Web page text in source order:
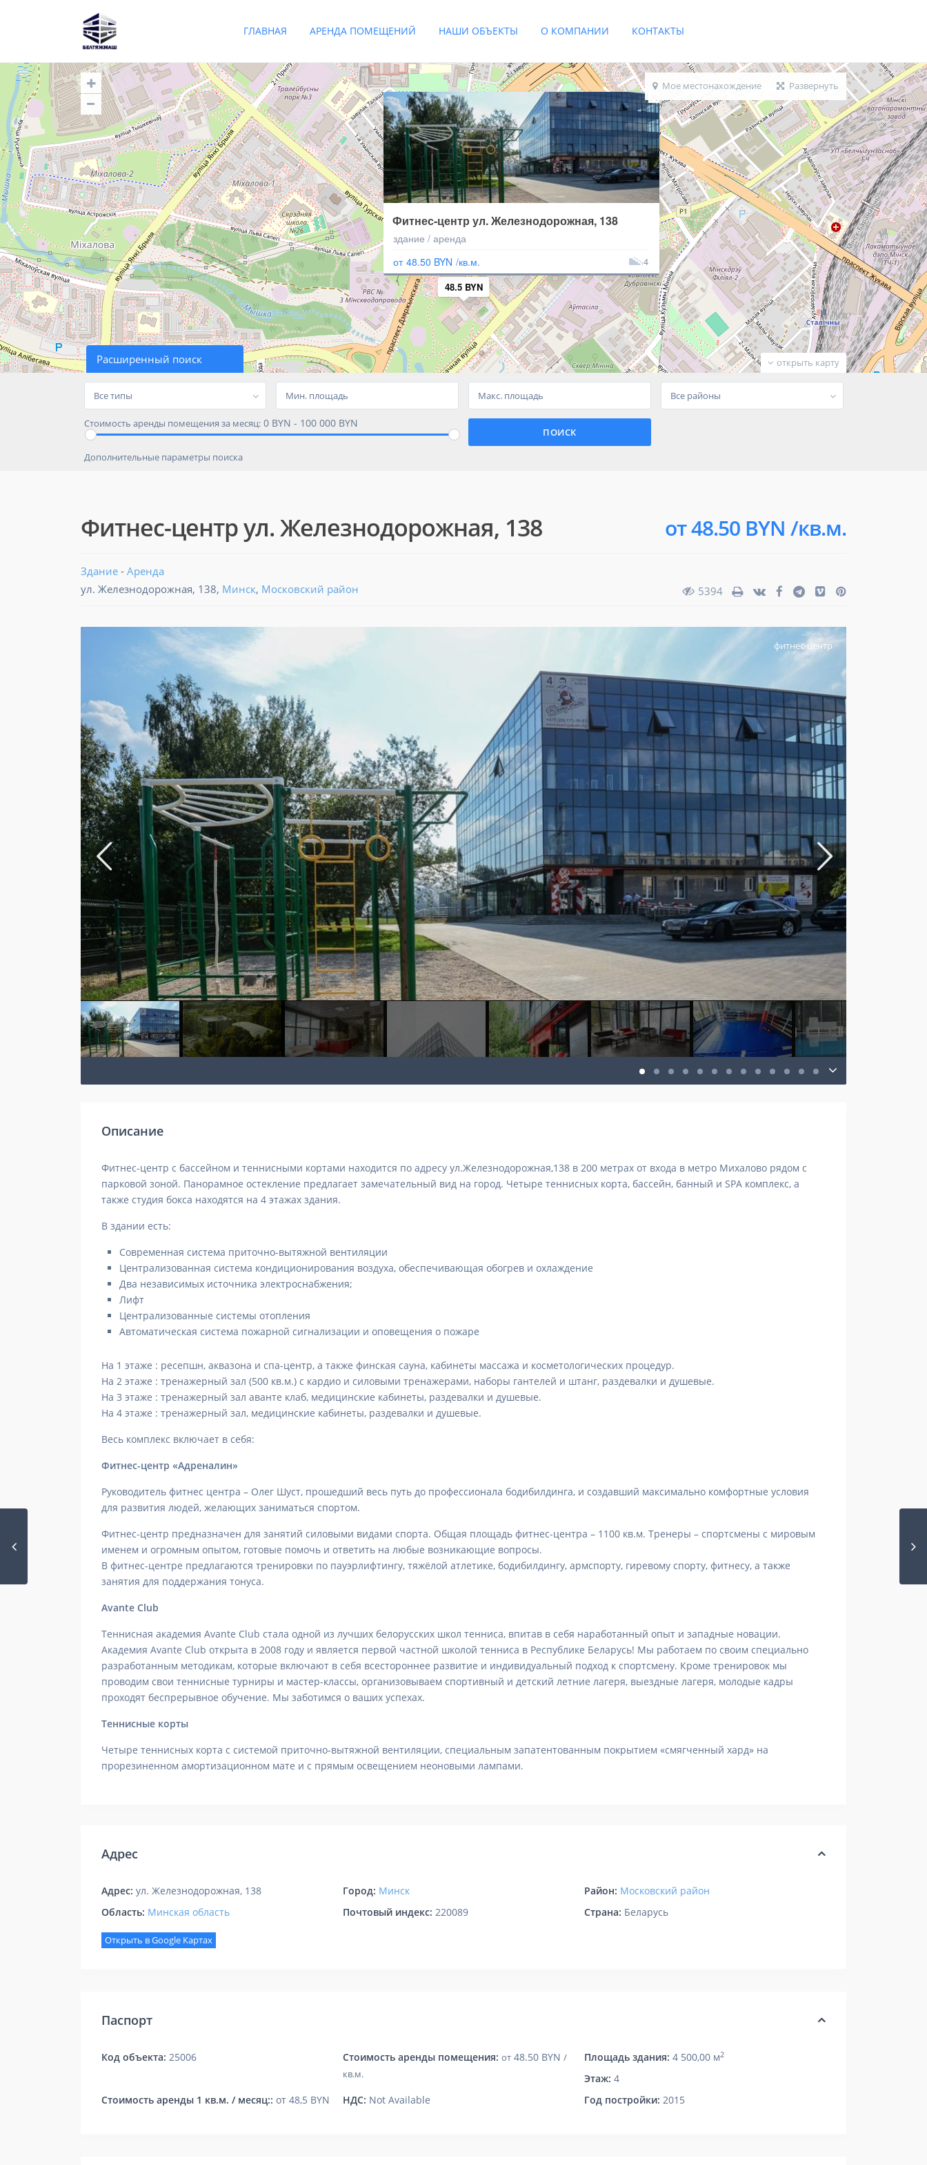
ГЛАВНАЯ АРЕНДА ПОМЕЩЕНИЙ НАШИ ОБЪЕКТЫ О КОМПАНИИ КОНТАКТЫ
48.5 BYN
Фитнес-центр ул. Железнодорожная, 138
здание / аренда
от 48.50 BYN /кв.м. 4
открыть карту
Мое местонахождение Развернуть
Расширенный поиск
Все типы Все районы
Стоимость аренды помещения за месяц: 0 BYN - 100 000 BYN
Дополнительные параметры поиска
Фитнес-центр ул. Железнодорожная, 138 от 48.50 BYN /кв.м.
Здание - Аренда
ул. Железнодорожная, 138, Минск, Московский район 5394
фитнес-центр
Описание
Фитнес-центр с бассейном и теннисными кортами находится по адресу ул.Железнодорожная,138 в 200 метрах от входа в метро Михалово рядом с
парковой зоной. Панорамное остекление предлагает замечательный вид на город. Четыре теннисных корта, бассейн, банный и SPA комплекс, а
также студия бокса находятся на 4 этажах здания.
В здании есть:
Современная система приточно-вытяжной вентиляции
Централизованная система кондиционирования воздуха, обеспечивающая обогрев и охлаждение
Два независимых источника электроснабжения;
Лифт
Централизованные системы отопления
Автоматическая система пожарной сигнализации и оповещения о пожаре
На 1 этаже : ресепшн, аквазона и спа-центр, а также финская cауна, кабинеты массажа и косметологических процедур.
На 2 этаже : тренажерный зал (500 кв.м.) с кардио и силовыми тренажерами, наборы гантелей и штанг, раздевалки и душевые.
На 3 этаже : тренажерный зал аванте клаб, медицинские кабинеты, раздевалки и душевые.
На 4 этаже : тренажерный зал, медицинские кабинеты, раздевалки и душевые.
Весь комплекс включает в себя:
Фитнес-центр «Адреналин»
Руководитель фитнес центра – Олег Шуст, прошедший весь путь до профессионала бодибилдинга, и создавший максимально комфортные условия
для развития людей, желающих заниматься спортом.
Фитнес-центр предназначен для занятий силовыми видами спорта. Общая площадь фитнес-центра – 1100 кв.м. Тренеры – спортсмены с мировым
именем и огромным опытом, готовые помочь и ответить на любые возникающие вопросы.
В фитнес-центре предлагаются тренировки по пауэрлифтингу, тяжёлой атлетике, бодибилдингу, армспорту, гиревому спорту, фитнесу, а также
занятия для поддержания тонуса.
Avante Club
Теннисная академия Avante Club стала одной из лучших белорусских школ тенниса, впитав в себя наработанный опыт и западные новации.
Академия Avante Club открыта в 2008 году и является первой частной школой тенниса в Республике Беларусь! Мы работаем по своим специально
разработанным методикам, которые включают в себя всестороннее развитие и индивидуальный подход к спортсмену. Кроме тренировок мы
проводим свои теннисные турниры и мастер-классы, организовываем спортивный и детский летние лагеря, выездные лагеря, молодые кадры
проходят беспрерывное обучение. Мы заботимся о ваших успехах.
Теннисные корты
Четыре теннисных корта с системой приточно-вытяжной вентиляции, специальным запатентованным покрытием «смягченный хард» на
прорезиненном амортизационном мате и с прямым освещением неоновыми лампами.
Адрес
Адрес: ул. Железнодорожная, 138 Город: Минск Район: Московский район
Область: Минская область Почтовый индекс: 220089 Страна: Беларусь
Открыть в Google Картах
Паспорт
Код объекта: 25006 Стоимость аренды помещения: от 48.50 BYN /
кв.м.
Площадь здания: 4 500,00 м2
Этаж: 4
Стоимость аренды 1 кв.м. / месяц:: от 48,5 BYN НДС: Not Available Год постройки: 2015